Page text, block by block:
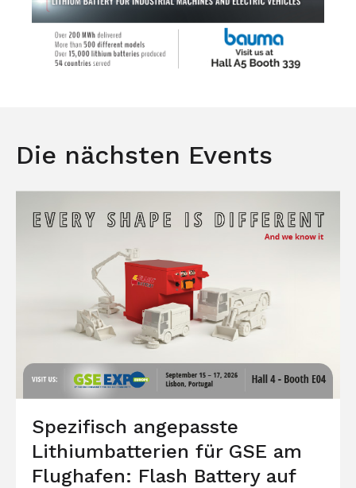
Die nächsten Events
Spezifisch angepasste
Lithiumbatterien für GSE am
Flughafen: Flash Battery auf